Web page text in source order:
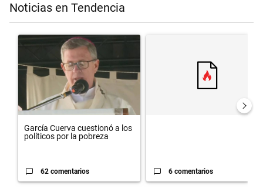
Noticias en Tendencia
Un artículo de tendencia con el título "García Cuerva cuestionó a
García Cuerva cuestionó a los
políticos por la pobreza
62 comentarios 6 comentarios